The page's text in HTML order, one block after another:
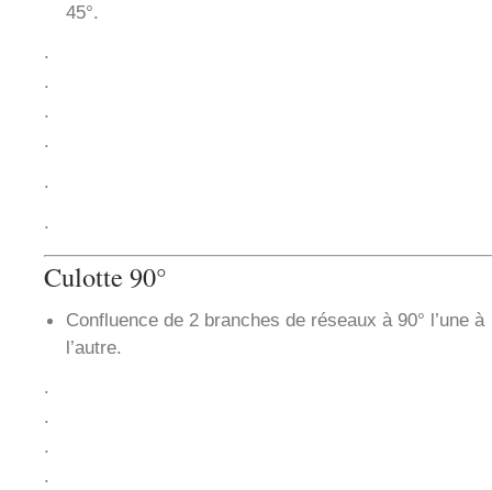
45°.
.
.
.
.
.
.
Culotte 90°
Confluence de 2 branches de réseaux à 90° l’une à
l’autre.
.
.
.
.